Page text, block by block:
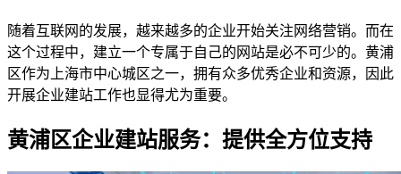
随着互联网的发展，越来越多的企业开始关注网络营销。而在
这个过程中，建立一个专属于自己的网站是必不可少的。黄浦
区作为上海市中心城区之一，拥有众多优秀企业和资源，因此
开展企业建站工作也显得尤为重要。
黄浦区企业建站服务：提供全方位支持